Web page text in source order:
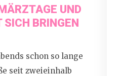
UND
BRINGEN
schon so lange
seit zweieinhalb